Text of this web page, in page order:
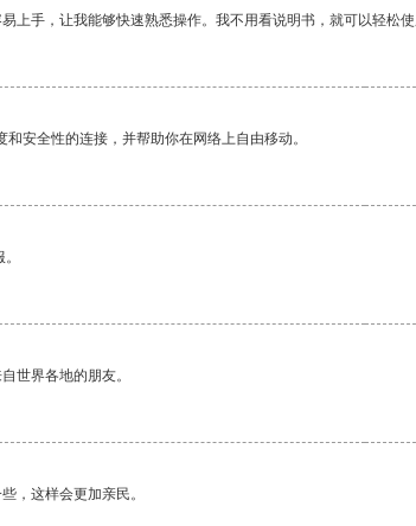
上手，让我能够快速熟悉操作。我不用看说明书，就可以轻松使
安全性的连接，并帮助你在网络上自由移动。
世界各地的朋友。
，这样会更加亲民。